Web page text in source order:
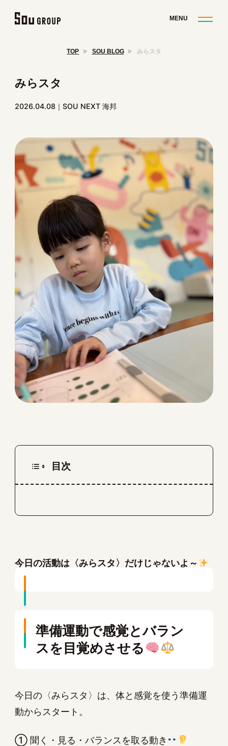
TOP SOU BLOG みらスタ
みらスタ
2026.04.08 SOU NEXT 海邦
目次
今日の活動は〈みらスタ〉だけじゃないよ～
準備運動で感覚とバラン
スを目覚めさせる
今日の〈みらスタ〉は、体と感覚を使う準備運
動からスタート。
① 聞く・見る・バランスを取る動き